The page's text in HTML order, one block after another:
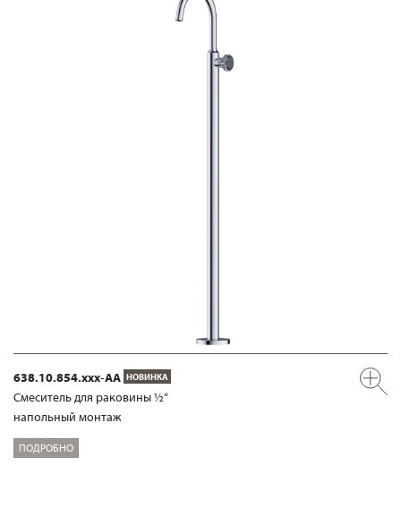
638.10.854.xxx-AA НОВИНКА
Смеситель для раковины ½“
напольный монтаж
ПОДРОБНО